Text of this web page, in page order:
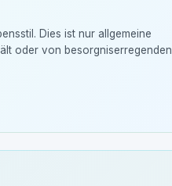
Dies ist nur allgemeine
oder von besorgniserregenden